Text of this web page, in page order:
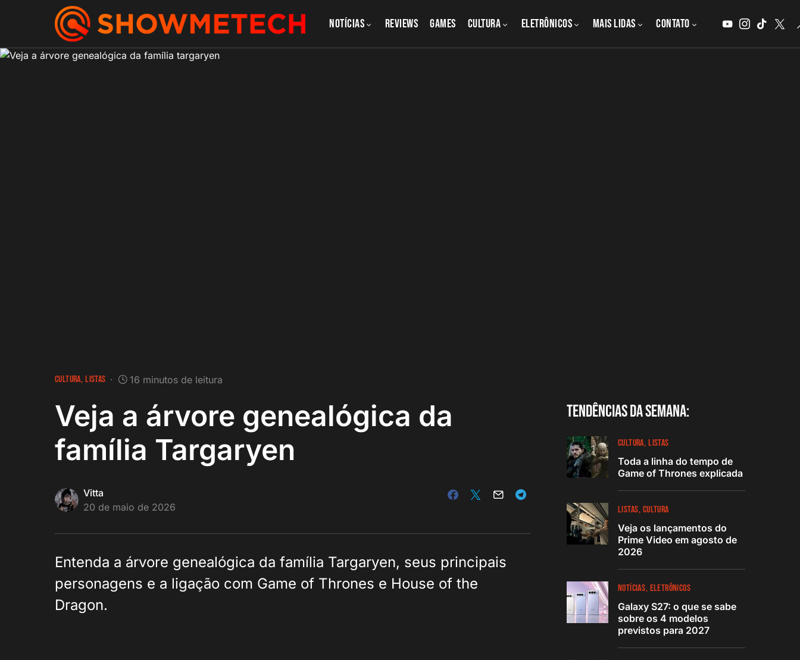
NOTÍCIAS REVIEWS GAMES CULTURA Eletrônicos MAIS LIDAS CONTATO
CULTURA LISTAS 16 minutos de leitura
Veja a árvore genealógica da
família Targaryen
Vitta
20 de maio de 2026
Entenda a árvore genealógica da família Targaryen, seus principais
personagens e a ligação com Game of Thrones e House of the
Dragon.
Tendências da semana:
CULTURA LISTAS
Toda a linha do tempo de
Game of Thrones explicada
LISTAS CULTURA
Veja os lançamentos do
Prime Video em agosto de
2026
NOTÍCIAS ELETRÔNICOS
Galaxy S27: o que se sabe
sobre os 4 modelos
previstos para 2027